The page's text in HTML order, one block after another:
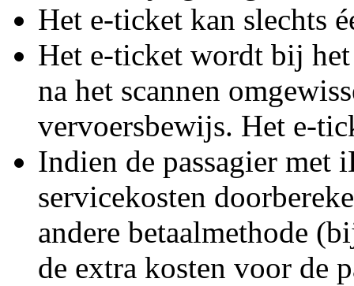
Het e-ticket kan slechts
Het e-ticket wordt bij
na het scannen
vervoersbewijs. Het e-
Indien de passagier met
servicekosten
andere betaalmethode
de extra kosten voor de